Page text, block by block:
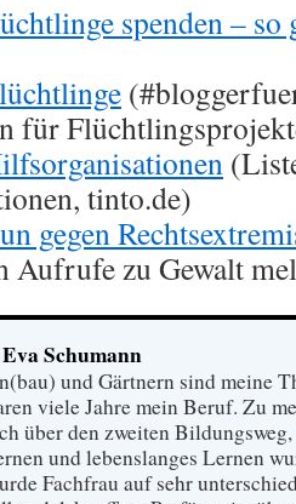
spenden – so
für
tinto.de)
gegen
Aufrufe zu Gewalt
Schumann
und Gärtnern sind meine
viele Jahre mein Beruf. Zu
über den zweiten
und lebenslanges Lernen
Fachfrau auf sehr